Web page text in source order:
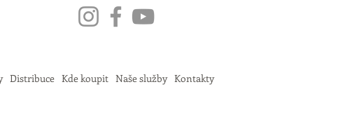
Distribuce Kde koupit Naše služby Kontakty